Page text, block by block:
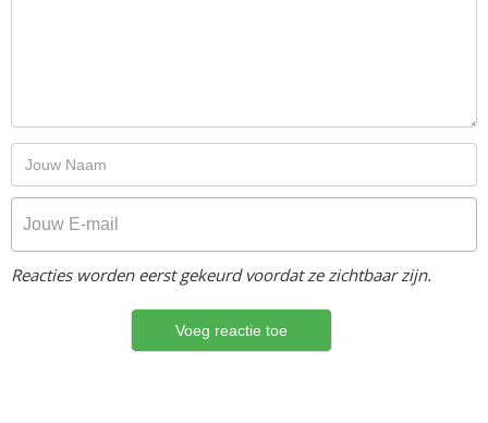
Reacties worden eerst gekeurd voordat ze zichtbaar zijn.